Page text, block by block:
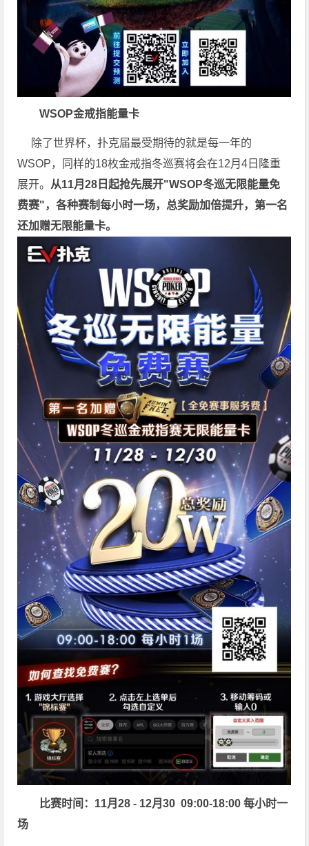
WSOP金戒指能量卡
除了世界杯，扑克届最受期待的就是每一年的
WSOP，同样的18枚金戒指冬巡赛将会在12月4日隆重
展开。 从11月28日起抢先展开"WSOP冬巡无限能量免
费赛"，各种赛制每小时一场，总奖励加倍提升，第一名
还加赠无限能量卡。
比赛时间：11月28 - 12月30 09:00-18:00 每小时一
场